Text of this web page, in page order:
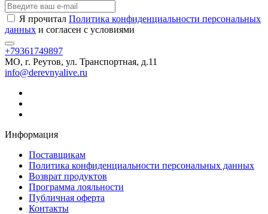
Я прочитал Политика конфиденциальности персональных
данных и согласен с условиями
+79361749897
МО, г. Реутов, ул. Транспортная, д.11
info@derevnyalive.ru
Информация
Поставщикам
Политика конфиденциальности персональных данных
Возврат продуктов
Программа лояльности
Публичная оферта
Контакты